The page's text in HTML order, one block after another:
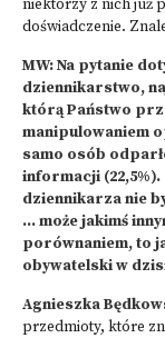
niektórzy z nich już
doświadczenie.
MW: Na pytanie
dziennikarstwo,
którą Państwo
manipulowaniem
samo osób
informacji
dziennikarza nie
… może jakimś
porównaniem, to
obywatelski w
Agnieszka
przedmioty, które